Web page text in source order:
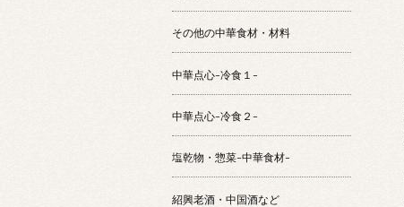
その他の中華食材・材料
中華点心-冷食１-
中華点心-冷食２-
塩乾物・惣菜-中華食材-
紹興老酒・中国酒など